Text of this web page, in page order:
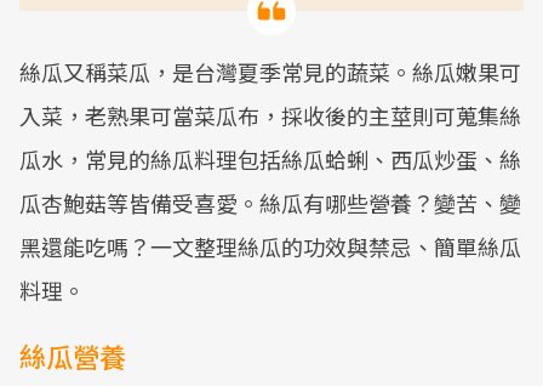
絲瓜又稱菜瓜，是台灣夏季常見的蔬菜。絲瓜嫩果可
入菜，老熟果可當菜瓜布，採收後的主莖則可蒐集絲
瓜水，常見的絲瓜料理包括絲瓜蛤蜊、西瓜炒蛋、絲
瓜杏鮑菇等皆備受喜愛。絲瓜有哪些營養？變苦、變
黑還能吃嗎？一文整理絲瓜的功效與禁忌、簡單絲瓜
料理。
絲瓜營養​​